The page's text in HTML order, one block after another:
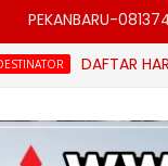
PEKANBARU-
DAFTAR HARGA